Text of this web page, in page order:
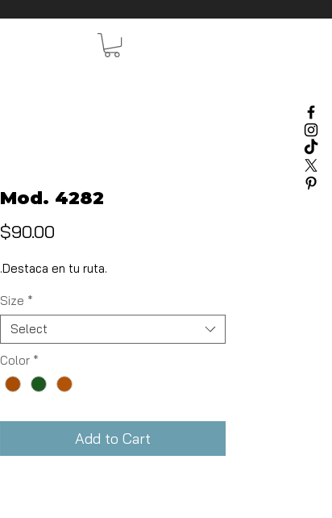
Mod. 4282
$90.00
.Destaca en tu ruta.
Size *
Select
Color *
Add to Cart